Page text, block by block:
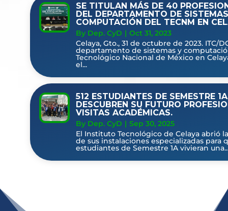
SE TITULAN MÁS DE 40
DEL DEPARTAMENTO DE
COMPUTACIÓN DEL TECNM EN
By Dep. CyD | Oct 31, 2023
Celaya, Gto., 31 de octubre de 2023. ITC/
departamento de sistemas y
Tecnológico Nacional de México en
el...
512 ESTUDIANTES DE SEMESTRE 1A
DESCUBREN SU FUTURO
VISITAS ACADÉMICAS.
By Dep. CyD | Sep 30, 2025
El Instituto Tecnológico de Celaya abrió
de sus instalaciones especializadas para
estudiantes de Semestre 1A vivieran